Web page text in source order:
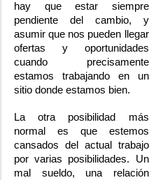
hay que estar siempre
pendiente del cambio, y
asumir que nos pueden llegar
ofertas y oportunidades
cuando precisamente
estamos trabajando en un
sitio donde estamos bien.
La otra posibilidad más
normal es que estemos
cansados del actual trabajo
por varias posibilidades. Un
mal sueldo, una relación